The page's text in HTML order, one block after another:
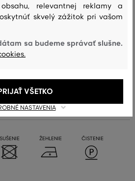
Zloženie
SUŠENIE ŽEHLENIE ČISTENIE
obsahu, relevantnej reklamy a
skvelý zážitok pri vašom
sa budeme správať slušne.
NASTAVENIA
VŠETKO